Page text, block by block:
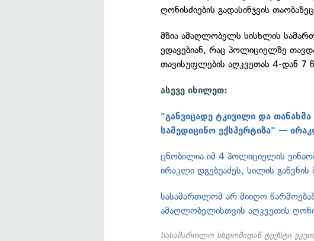
ღონისძიების გადასინჯვის
მზია ამაღლობელს სისხლის
ედავებიან, რაც პოლიციელზე
თავისუფლების აღკვეთას 4-დან 7
ასევე იხილეთ:
"განვიცადე ტკივილი და
სამედიცინო ექსპერტიზა" —
ცნობილია იმ 4 პოლიციელის
ირაკლი დგებუაძეს, სილის
სასამართლომ არ მიიღო
ამაღლობელისთვის აღკვეთის
სასამართლო სხდომიდან ტექსტი